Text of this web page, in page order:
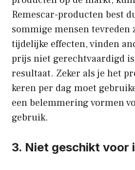
Remescar-producten best
sommige mensen tevreden
tijdelijke effecten, vinden
prijs niet gerechtvaardigd
resultaat. Zeker als je het
keren per dag moet
een belemmering vormen
gebruik.
3. Niet geschikt voor